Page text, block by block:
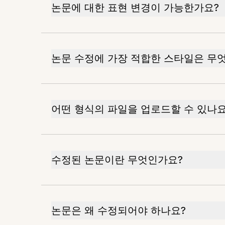
논문에 대한 표현 변경이 가능한가요?
논문 수정에 가장 적합한 스타일은 무
어떤 형식의 파일을 업로드할 수 있나
수정된 논문이란 무엇인가요?
논문은 왜 수정되어야 하나요?